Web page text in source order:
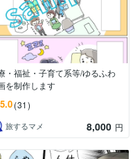
・福祉・子育て系等/ゆるふわ
を制作します
5.0(31)
旅するマメ 8,000 円